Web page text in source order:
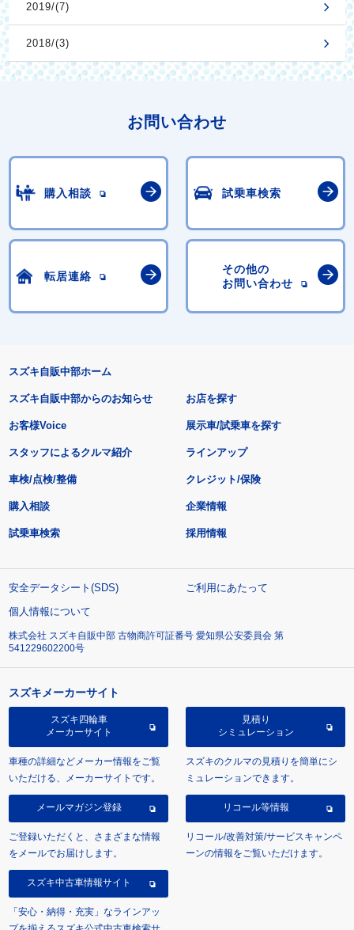
2019/(7)
2018/(3)
お問い合わせ
購入相談 試乗車検索
転居連絡
その他の
お問い合わせ
スズキ自販中部ホーム
スズキ自販中部からのお知らせ
お客様Voice
スタッフによるクルマ紹介
お店を探す
展示車/試乗車を探す
ラインアップ
車検/点検/整備 クレジット/保険
購入相談
試乗車検索
企業情報
採用情報
安全データシート(SDS)
ご利用にあたって
個人情報について
株式会社 スズキ自販中部 古物商許可証番号 愛知県公安委員会 第
541229602200号
スズキメーカーサイト
スズキ四輪車
メーカーサイト
車種の詳細などメーカー情報をご覧
いただける、メーカーサイトです。
見積り
シミュレーション
スズキのクルマの見積りを簡単にシ
ミュレーションできます。
メールマガジン登録
ご登録いただくと、さまざまな情報
をメールでお届けします。
リコール等情報
リコール/改善対策/サービスキャンペ
ーンの情報をご覧いただけます。
スズキ中古車情報サイト
「安心・納得・充実」なラインアッ